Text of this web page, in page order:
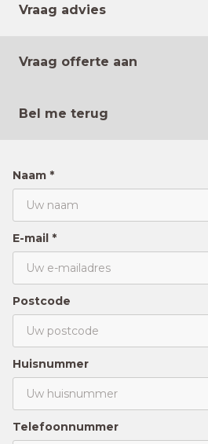
Vraag advies
Vraag offerte aan
Bel me terug
Naam *
E-mail *
Postcode
Huisnummer
Telefoonnummer